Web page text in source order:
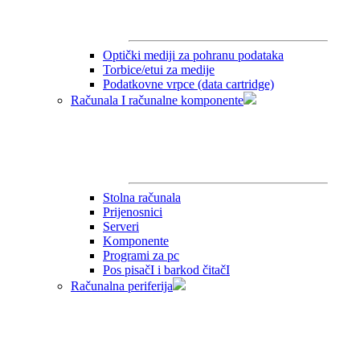
Optički mediji za pohranu podataka
Torbice/etui za medije
Podatkovne vrpce (data cartridge)
Računala I računalne komponente
Stolna računala
Prijenosnici
Serveri
Komponente
Programi za pc
Pos pisačI i barkod čitačI
Računalna periferija